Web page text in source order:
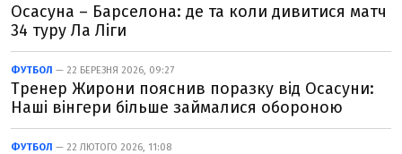
Осасуна – Барселона: де та коли дивитися матч
34 туру Ла Ліги
ФУТБОЛ — 22 БЕРЕЗНЯ 2026, 09:27
Тренер Жирони пояснив поразку від Осасуни:
Наші вінгери більше займалися обороною
ФУТБОЛ — 22 ЛЮТОГО 2026, 11:08